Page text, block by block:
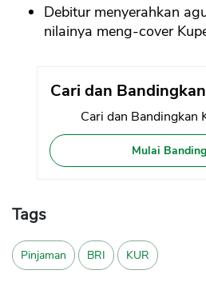
Debitur menyerahkan
nilainya meng-cover
Cari dan
Cari dan Bandingkan
Mulai
Tags
Pinjaman BRI KUR